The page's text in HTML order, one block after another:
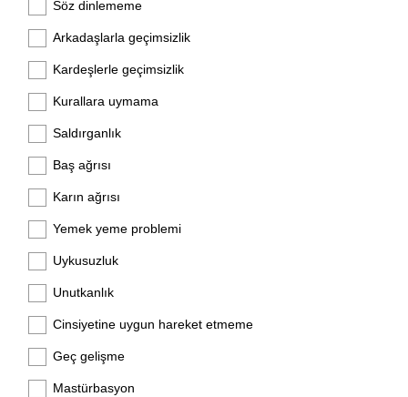
Söz dinlememe
Arkadaşlarla geçimsizlik
Kardeşlerle geçimsizlik
Kurallara uymama
Saldırganlık
Baş ağrısı
Karın ağrısı
Yemek yeme problemi
Uykusuzluk
Unutkanlık
Cinsiyetine uygun hareket etmeme
Geç gelişme
Mastürbasyon